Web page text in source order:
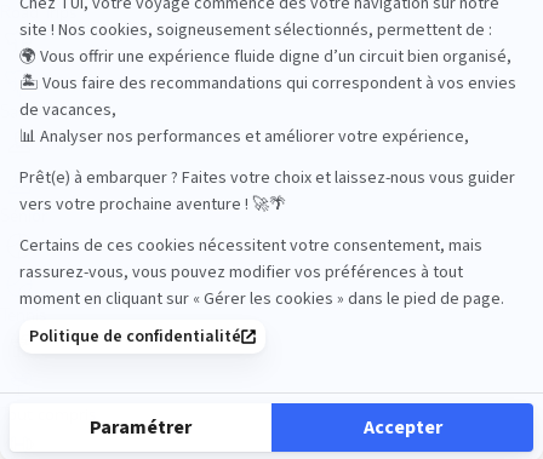
Road Trips
Safari
Sénior